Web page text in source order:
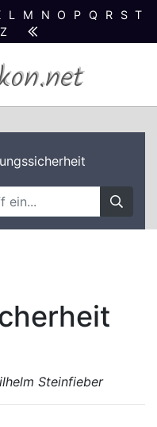
L M N O P Q R S T
Z
Steinfieber